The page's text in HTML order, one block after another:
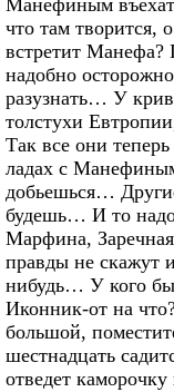
Манефиным
что там творится,
встретит Манефа?
надобно
разузнать… У
толстухи
Так все они
ладах с
добьешься…
будешь… И то надо
Марфина,
правды не скажут
нибудь… У кого
Иконник-от на
большой,
шестнадцать
отведет